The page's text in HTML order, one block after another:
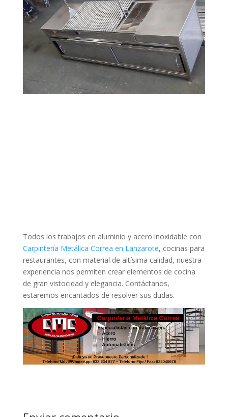
Todos los trabajos en aluminio y acero inoxidable con
Carpintería Metálica Correa en Lanzarote, cocinas para
restaurantes, con material de altísima calidad, nuestra
experiencia nos permiten crear elementos de cocina
de gran vistocidad y elegancia. Contáctanos,
estaremos encantados de resolver sus dudas.